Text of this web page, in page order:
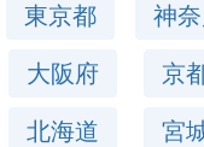
東京都 神
大阪府
京
北海道
宮